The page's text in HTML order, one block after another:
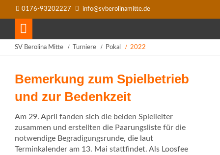
0176-93202227 info@svberolinamitte.de
SV Berolina Mitte Turniere Pokal 2022
Bemerkung zum Spielbetrieb
und zur Bedenkzeit
Am 29. April fanden sich die beiden Spielleiter
zusammen und erstellten die Paarungsliste für die
notwendige Begradigungsrunde, die laut
Terminkalender am 13. Mai stattfindet. Als Loosfee